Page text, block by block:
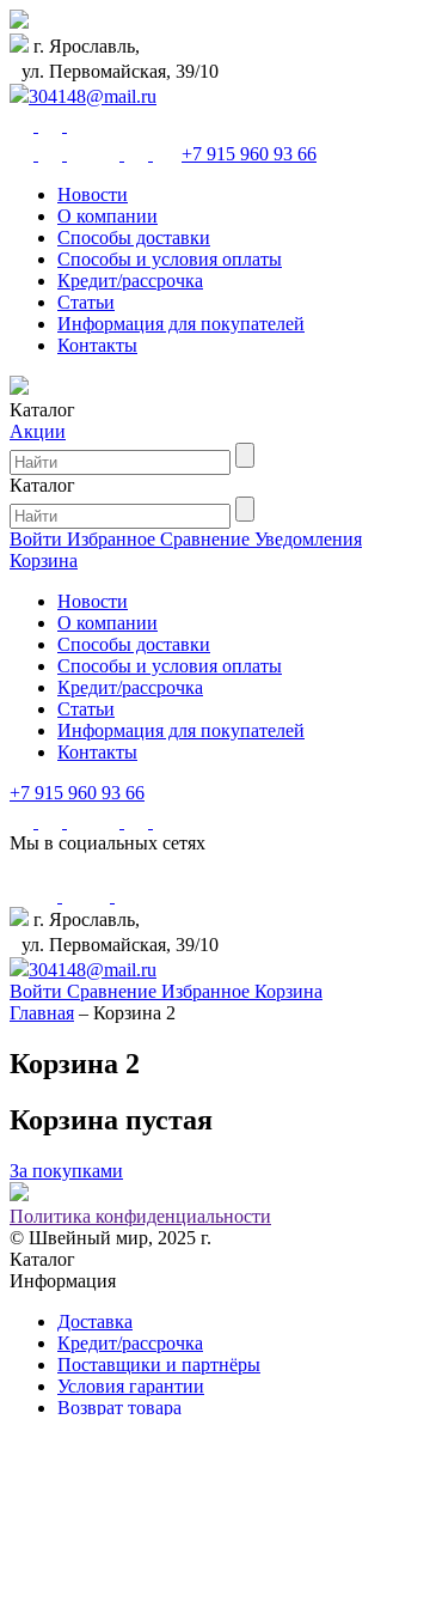
г. Ярославль,
ул. Первомайская, 39/10
304148@mail.ru
+7 915 960 93 66
Новости
О компании
Способы доставки
Способы и условия оплаты
Кредит/рассрочка
Статьи
Информация для покупателей
Контакты
Каталог
Акции
Каталог
Войти Избранное Сравнение Уведомления
Корзина
Новости
О компании
Способы доставки
Способы и условия оплаты
Кредит/рассрочка
Статьи
Информация для покупателей
Контакты
+7 915 960 93 66
Мы в социальных сетях
г. Ярославль,
ул. Первомайская, 39/10
304148@mail.ru
Войти Сравнение Избранное Корзина
Главная – Корзина 2
Корзина 2
Корзина пустая
За покупками
Политика конфиденциальности
© Швейный мир, 2025 г.
Каталог
Информация
Доставка
Кредит/рассрочка
Поставщики и партнёры
Условия гарантии
Возврат товара